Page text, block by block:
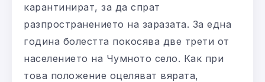
карантинират, за да спрат
разпространението на заразата. За една
година болестта покосява две трети от
населението на Чумното село. Как при
това положение оцеляват вярата,